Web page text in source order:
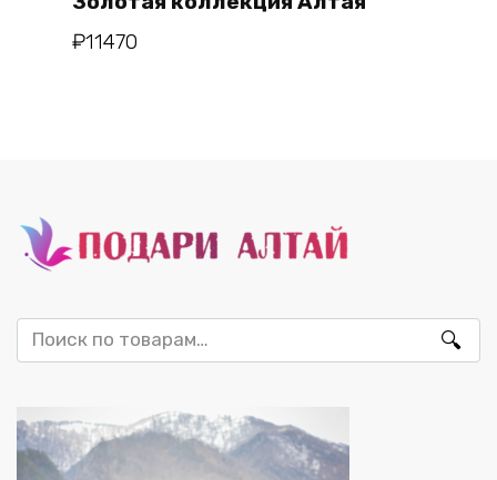
₽11470
Искать: